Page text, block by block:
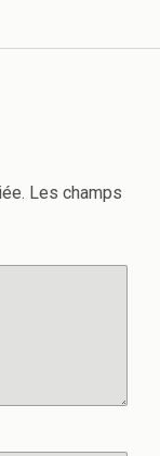
Les champs